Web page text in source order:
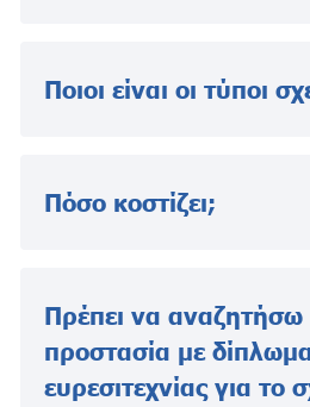
Ποιοι είναι οι τύποι
Πόσο κοστίζει;
Πρέπει να αναζητήσω
προστασία με
ευρεσιτεχνίας για το